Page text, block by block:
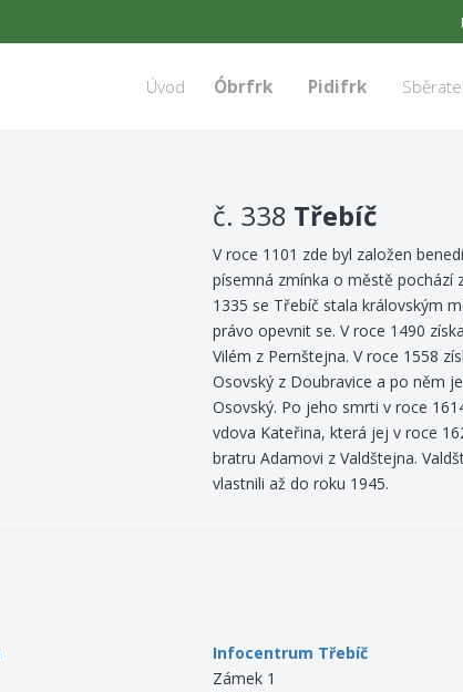
Úvod Óbrfrk Pidifrk
č. 338 Třebíč
V roce 1101 zde byl založen
písemná zmínka o městě pochází
1335 se Třebíč stala královským
právo opevnit se. V roce 1490
Vilém z Pernštejna. V roce 1558
Osovský z Doubravice a po něm
Osovský. Po jeho smrti v roce
vdova Kateřina, která jej v roce
bratru Adamovi z Valdštejna.
vlastnili až do roku 1945.
Infocentrum Třebíč
Zámek 1